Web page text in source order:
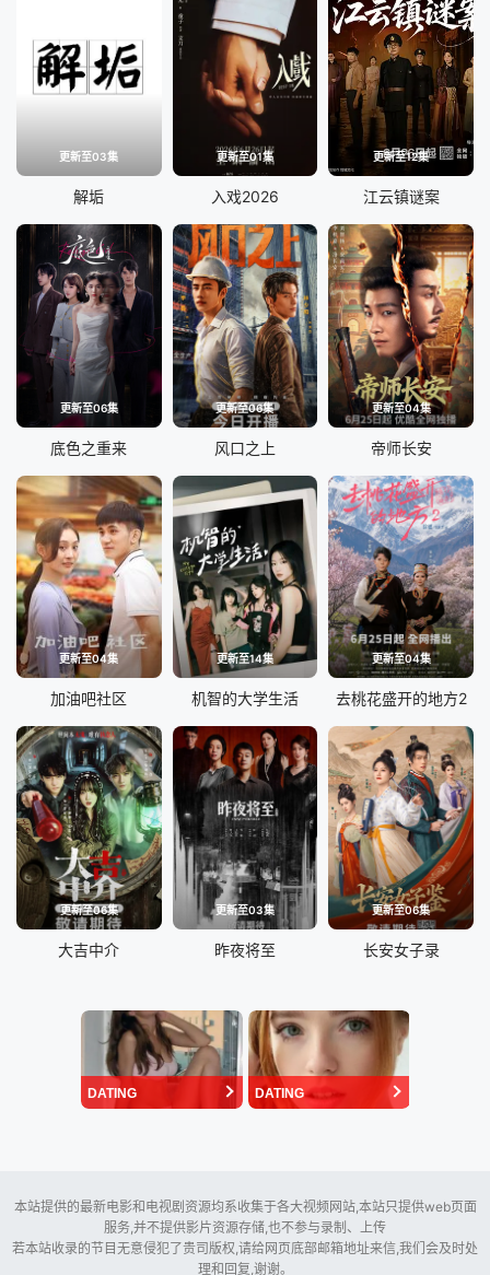
更新至03集
解垢
更新至01集
入戏2026
更新至12集
江云镇谜案
更新至06集
底色之重来
更新至06集
风口之上
更新至04集
帝师长安
更新至04集
加油吧社区
更新至14集
机智的大学生活
更新至04集
去桃花盛开的地方2
更新至06集
大吉中介
更新至03集
昨夜将至
更新至06集
长安女子录
DATING DATING
本站提供的最新电影和电视剧资源均系收集于各大视频网站,本站只提供web页面
服务,并不提供影片资源存储,也不参与录制、上传
若本站收录的节目无意侵犯了贵司版权,请给网页底部邮箱地址来信,我们会及时处
理和回复,谢谢。